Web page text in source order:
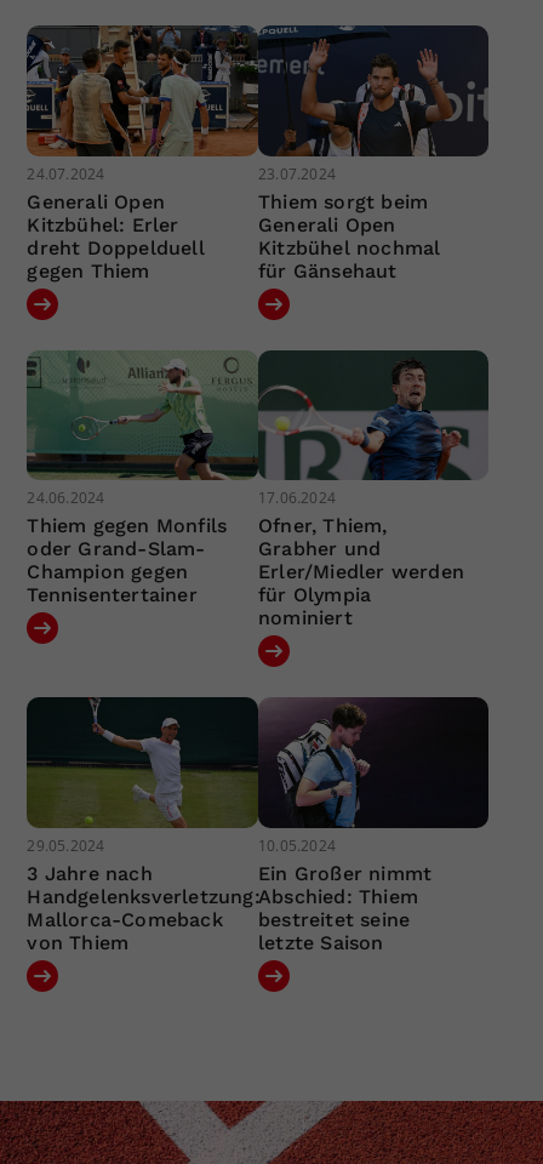
24.07.2024
Generali Open
Kitzbühel: Erler
dreht Doppelduell
gegen Thiem
23.07.2024
Thiem sorgt beim
Generali Open
Kitzbühel nochmal
für Gänsehaut
24.06.2024
Thiem gegen Monfils
oder Grand-Slam-
Champion gegen
Tennisentertainer
17.06.2024
Ofner, Thiem,
Grabher und
Erler/Miedler werden
für Olympia
nominiert
29.05.2024
3 Jahre nach
Handgelenksverletzung:
Mallorca-Comeback
von Thiem
10.05.2024
Ein Großer nimmt
Abschied: Thiem
bestreitet seine
letzte Saison